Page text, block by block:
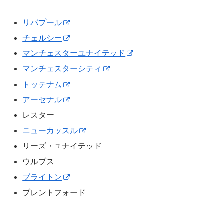
リバプール
チェルシー
マンチェスターユナイテッド
マンチェスターシティ
トッテナム
アーセナル
レスター
ニューカッスル
リーズ・ユナイテッド
ウルブス
ブライトン
ブレントフォード